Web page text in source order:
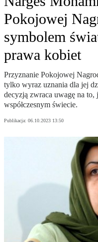
Pokojowej
symbolem
prawa kobiet
Przyznanie Pokojowej
tylko wyraz uznania dla jej
decyzją zwraca uwagę na to,
współczesnym świecie.
Publikacja: 06.10.2023 13:50